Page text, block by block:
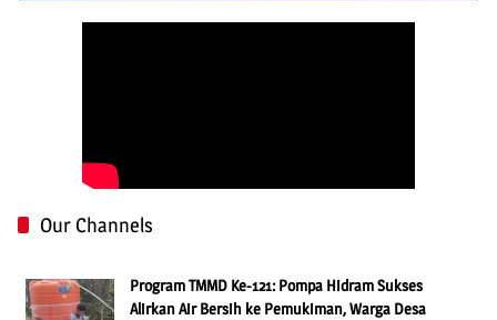
Our Channels
Program TMMD Ke-121: Pompa Hidram Sukses
Alirkan Air Bersih ke Pemukiman, Warga Desa